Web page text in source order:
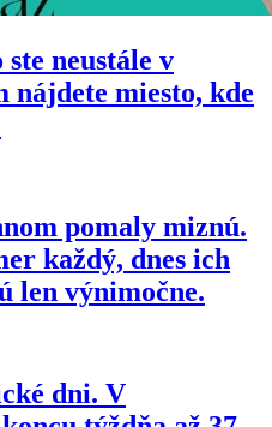
neustále v
nájdete miesto, kde
pomaly miznú.
každý, dnes ich
len výnimočne.
dni. V